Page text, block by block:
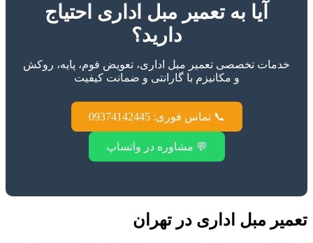
آیا به تعمیر مبل اداری احتیاج
دارید؟
خدمات تخصصی تعمیر مبل اداری، تعویض فوم، پایه، روکش
و مکانیزم با گارانتی و ضمانت کیفیت
📞 تماس فوری: 09374142445
💬 مشاوره در واتساپ
تعمیر مبل اداری در تهران